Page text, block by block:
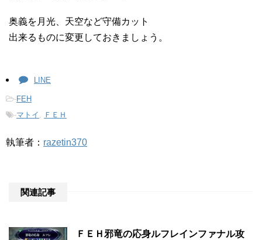
奥義を月光、天空など守備カット
出来るものに変更しておきましょう。
LINE
-FEH
-マトイ , ＦＥＨ
執筆者： razetin370
関連記事
ＦＥＨ邪竜の応身ルフレインファナル攻